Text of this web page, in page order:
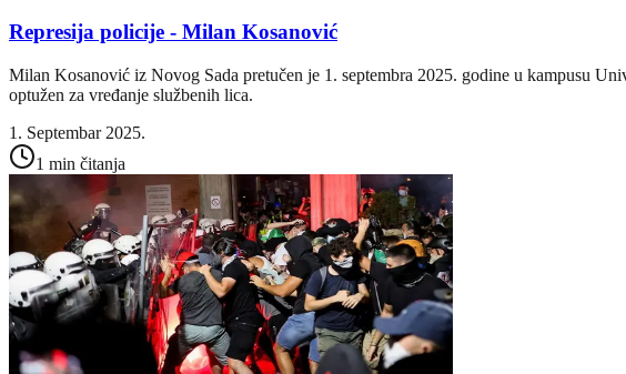
Represija policije - Milan Kosanović
Milan Kosanović iz Novog Sada pretučen je 1. septembra 2025. godine u kampusu
optužen za vređanje službenih lica.
1. Septembar 2025.
1 min čitanja